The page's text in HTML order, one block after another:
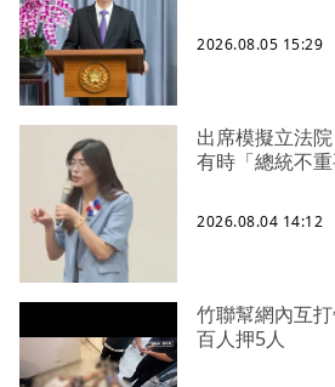
2026.08.05 15:29
出席模擬立法
有時「總統不
2026.08.04 14:12
竹聯幫網內互
百人押5人